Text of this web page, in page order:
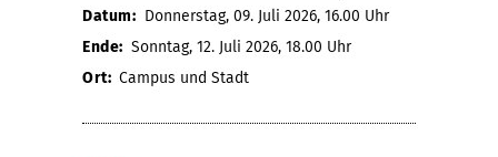
Datum: Donnerstag, 09. Juli 2026, 16.00 Uhr
Ende: Sonntag, 12. Juli 2026, 18.00 Uhr
Ort: Campus und Stadt